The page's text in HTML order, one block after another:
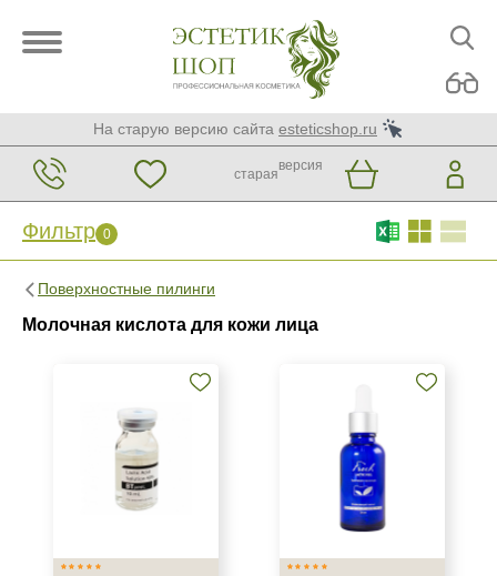
На старую версию сайта esteticshop.ru
старая
версия
Фильтр 0
Поверхностные пилинги
Молочная кислота для кожи лица
Фильтр 0
Россия